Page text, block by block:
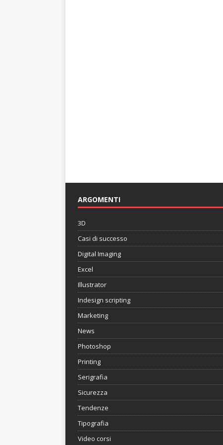
ARGOMENTI
3D
Casi di successo
Digital Imaging
Excel
Illustrator
Indesign scripting
Marketing
News
Photoshop
Printing
Serigrafia
Sicurezza
Tendenze
Tipografia
Video corsi